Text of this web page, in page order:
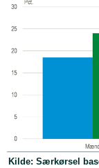
Kilde: Særkørsel